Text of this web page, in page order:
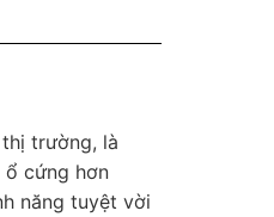
trường, là
cứng hơn
năng tuyệt vời